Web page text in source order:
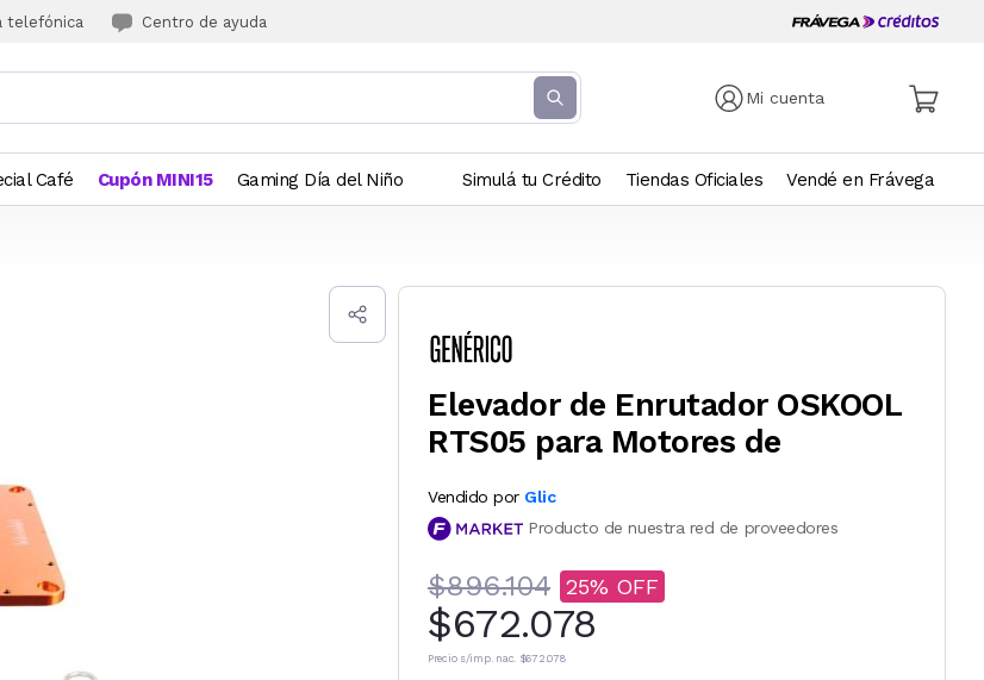
telefónica Centro de ayuda
Mi cuenta
Café Cupón MINI15 Gaming Día del Niño Simulá tu Crédito Tiendas Oficiales Vendé en Frávega
Elevador de Enrutador OSKOOL
RTS05 para Motores de
Vendido por Glic
Producto de nuestra red de proveedores
$896.104 25
$672.078
Precio s/imp. nac. $672.078